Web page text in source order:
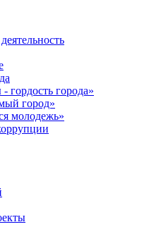
гордость города»
город»
молодежь»